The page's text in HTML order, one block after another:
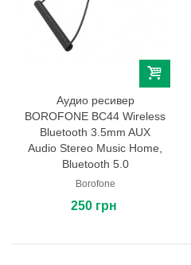
Аудио ресивер
BOROFONE BC44 Wireless
Bluetooth 3.5mm AUX
Audio Stereo Music Home,
Bluetooth 5.0
Borofone
250 грн